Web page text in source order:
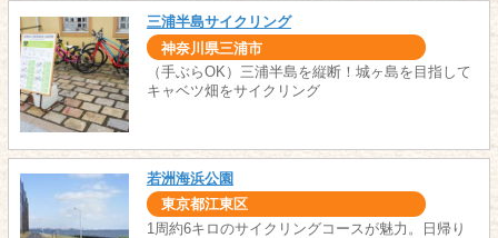
三浦半島サイクリング
神奈川県三浦市
（手ぶらOK）三浦半島を縦断！城ヶ島を目指して
キャベツ畑をサイクリング
若洲海浜公園
東京都江東区
1周約6キロのサイクリングコースが魅力。日帰り